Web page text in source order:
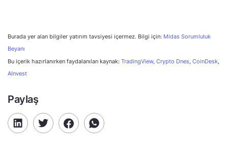
Burada yer alan bilgiler yatırım tavsiyesi içermez. Bilgi için: Midas Sorumluluk
Beyanı
Bu içerik hazırlanırken faydalanılan kaynak: TradingView, Crypto Dnes, CoinDesk,
AInvest
Paylaş